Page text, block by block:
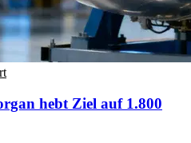
hebt Ziel auf 1.800